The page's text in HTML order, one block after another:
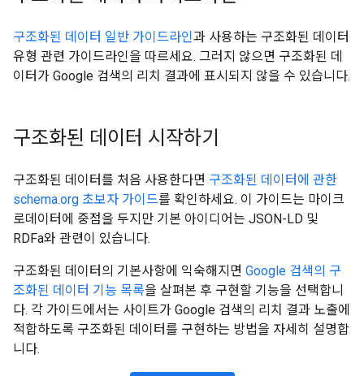
구조화된 데이터 일반 가이드라인과 사용하는 구조화된 데이터
유형 관련 가이드라인을 따르세요. 그러지 않으면 구조화된 데
이터가 Google 검색의 리치 결과에 표시되지 않을 수 있습니다.
구조화된 데이터 시작하기
구조화된 데이터를 처음 사용한다면 구조화된 데이터에 관한
schema.org 초보자 가이드를 확인하세요. 이 가이드는 마이크
로데이터에 중점을 두지만 기본 아이디어는 JSON-LD 및
RDFa와 관련이 있습니다.
구조화된 데이터의 기본사항에 익숙해지면 Google 검색의 구
조화된 데이터 기능 목록을 살펴본 후 구현할 기능을 선택합니
다. 각 가이드에서는 사이트가 Google 검색의 리치 결과 노출에
적합하도록 구조화된 데이터를 구현하는 방법을 자세히 설명합
니다.